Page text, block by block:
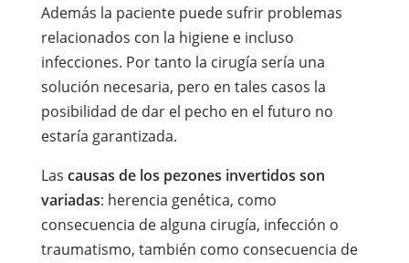
Además la paciente puede sufrir problemas
relacionados con la higiene e incluso
infecciones. Por tanto la cirugía sería una
solución necesaria, pero en tales casos la
posibilidad de dar el pecho en el futuro no
estaría garantizada.
Las causas de los pezones invertidos son
variadas: herencia genética, como
consecuencia de alguna cirugía, infección o
traumatismo, también como consecuencia de